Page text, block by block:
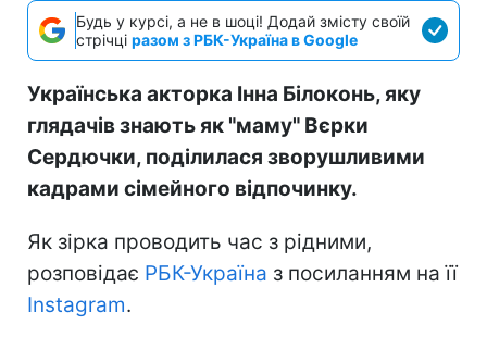
Будь у курсі, а не в шоці! Додай змісту своїй
стрічці разом з РБК-Україна в Google
Українська акторка Інна Білоконь, яку
глядачів знають як "маму" Вєрки
Сердючки, поділилася зворушливими
кадрами сімейного відпочинку.
Як зірка проводить час з рідними,
розповідає РБК-Україна з посиланням на її
Instagram.